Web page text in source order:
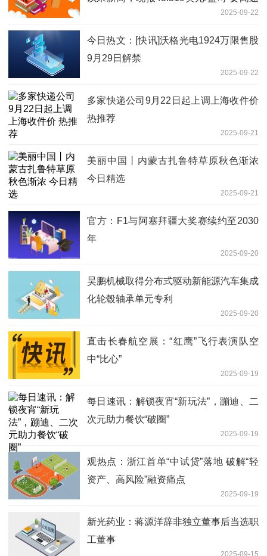
2025-09-22
今日热文：[快讯]沃格光电1924万限售股
9月29日解禁
2025-09-22
多家快递公司9月22日起上调上海收件价
热推荐
2025-09-21
美丽中国丨内蒙古扎鲁特草原秋色渐浓
今日精选
2025-09-21
官方：F1与阿塞拜疆大奖赛续约至2030
年
2025-09-20
昊鹏机械取得分布式驱动新能源汽车集成
化轮毂轴承单元专利
2025-09-20
直击长春航空展：“红鹰”飞行表演队空
中“比心”
2025-09-19
每日速讯：解锁夜宵“新玩法”，蹦迪、二
次元助力餐饮“破圈”
2025-09-19
观热点：浙江首单“中试贷”落地 破解“轻
资产、高风险”融资痛点
2025-09-19
新光药业：蒋源洋辞非独立董事后当选职
工董事
2025-09-15